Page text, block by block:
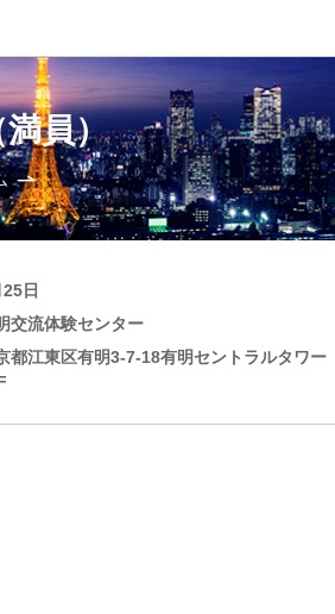
員）
日
交流体験センター
都江東区有明3-7-18有明セントラルタワー